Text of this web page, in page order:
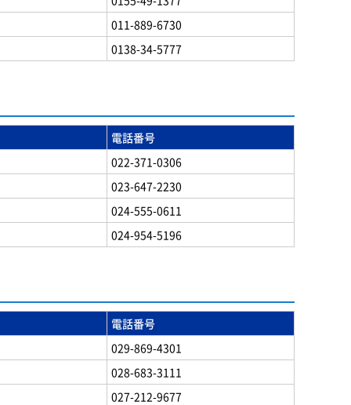
011-889-6730
0138-34-5777
電話番号
022-371-0306
023-647-2230
024-555-0611
024-954-5196
電話番号
029-869-4301
028-683-3111
027-212-9677